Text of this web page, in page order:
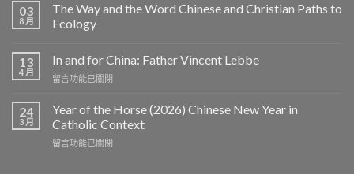
03
8 月
The Way and the Word Chinese and Christian Paths to
Ecology
13
4 月
In and for China: Father Vincent Lebbe
在
and
for
China:
Father
留言功能已關閉
24
3 月
Year of the Horse (2026) Chinese New Year in
Catholic Context
在
留言功能已關閉